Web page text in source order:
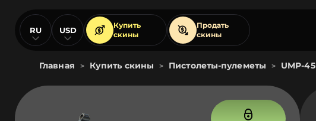
RU USD
Купить
скины
Продать
скины
Главная > Купить скины > Пистолеты-пулеметы > UMP-45